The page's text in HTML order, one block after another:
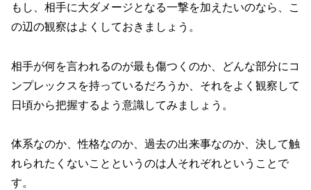
もし、相手に大ダメージとなる一撃を加えたいのなら、こ
の辺の観察はよくしておきましょう。
相手が何を言われるのが最も傷つくのか、どんな部分にコ
ンプレックスを持っているだろうか、それをよく観察して
日頃から把握するよう意識してみましょう。
体系なのか、性格なのか、過去の出来事なのか、決して触
れられたくないことというのは人それぞれということで
す。